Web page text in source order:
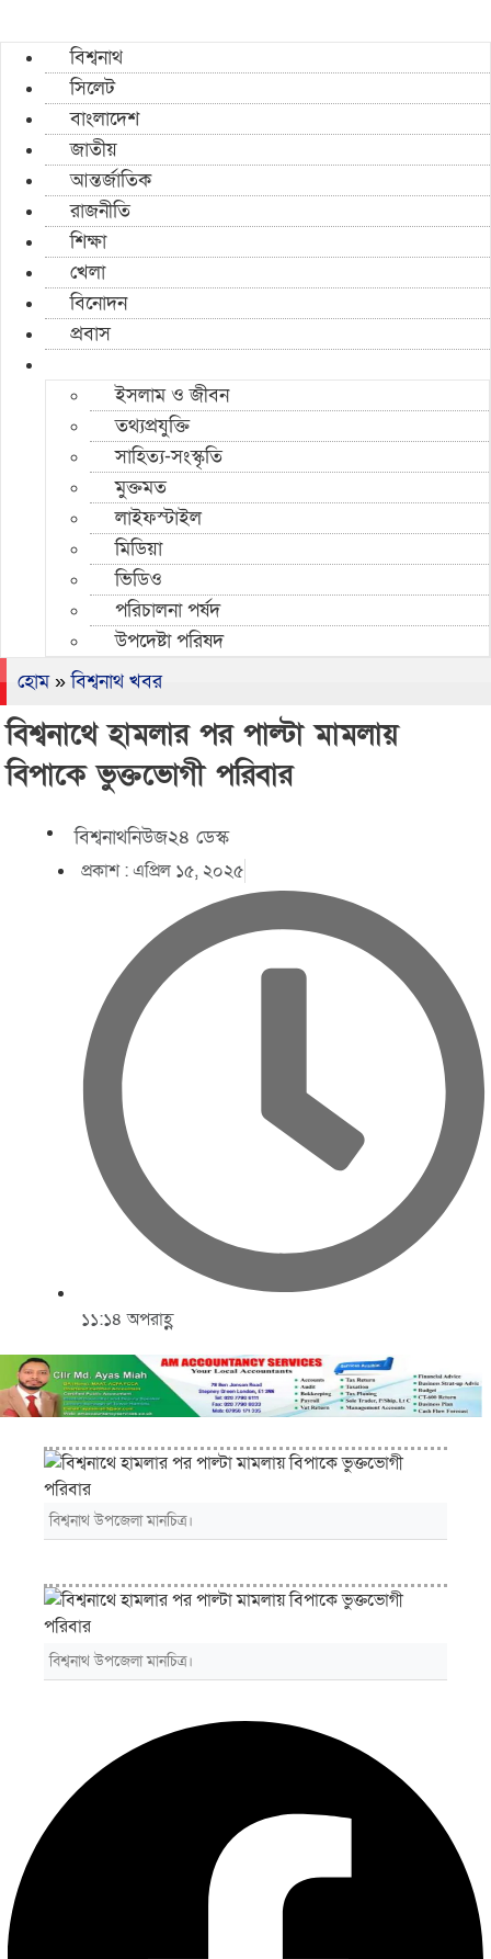
বিশ্বনাথ
সিলেট
বাংলাদেশ
জাতীয়
আন্তর্জাতিক
রাজনীতি
শিক্ষা
খেলা
বিনোদন
প্রবাস
ইসলাম ও জীবন
তথ্যপ্রযুক্তি
সাহিত্য-সংস্কৃতি
মুক্তমত
লাইফস্টাইল
মিডিয়া
ভিডিও
পরিচালনা পর্ষদ
উপদেষ্টা পরিষদ
হোম»বিশ্বনাথ খবর
বিশ্বনাথে হামলার পর পাল্টা মামলায়
বিপাকে ভুক্তভোগী পরিবার
বিশ্বনাথনিউজ২৪ ডেস্ক
প্রকাশ :এপ্রিল ১৫, ২০২৫
১১:১৪ অপরাহ্ণ
বিশ্বনাথ উপজেলা মানচিত্র।
বিশ্বনাথ উপজেলা মানচিত্র।